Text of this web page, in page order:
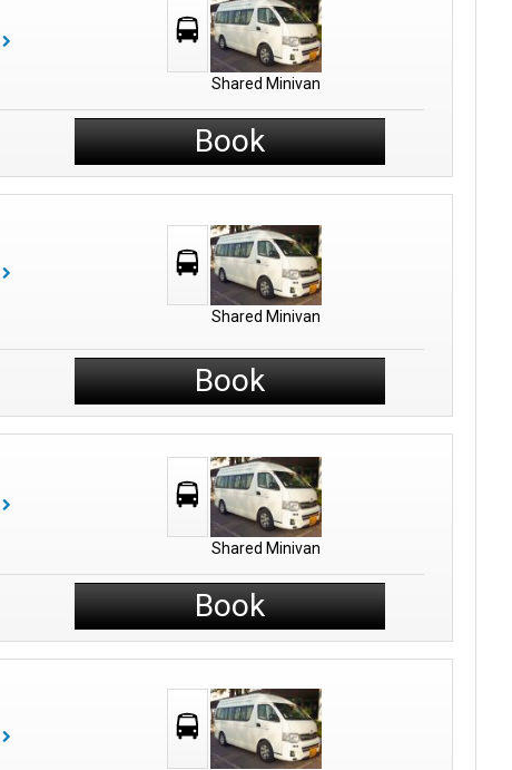
Shared Minivan
Book
Shared Minivan
Book
Shared Minivan
Book